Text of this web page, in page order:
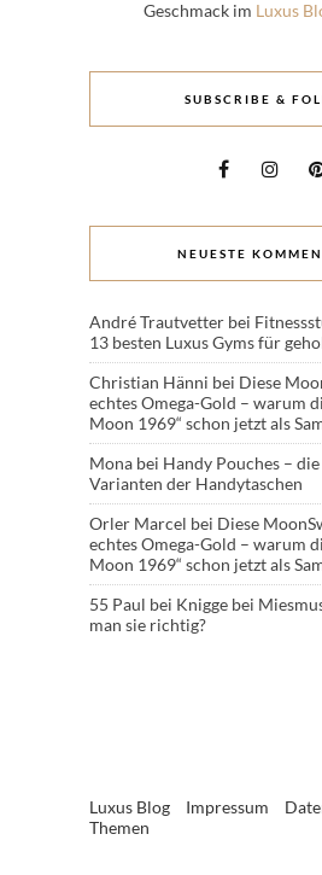
Geschmack im Luxus
SUBSCRIBE &
NEUESTE
André Trautvetter bei
13 besten Luxus Gyms für
Christian Hänni bei Diese
echtes Omega-Gold – warum
Moon 1969“ schon jetzt als
Mona bei Handy Pouches –
Varianten der Handytaschen
Orler Marcel bei Diese
echtes Omega-Gold – warum
Moon 1969“ schon jetzt als
55 Paul bei Knigge bei
man sie richtig?
Luxus Blog Impressum
Themen